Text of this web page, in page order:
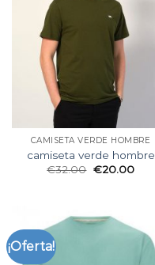
CAMISETA VERDE HOMBRE
camiseta verde hombre
€32.00 €20.00
¡Oferta!